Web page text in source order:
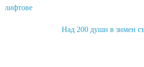
лифтове
Над 200 души в зимен